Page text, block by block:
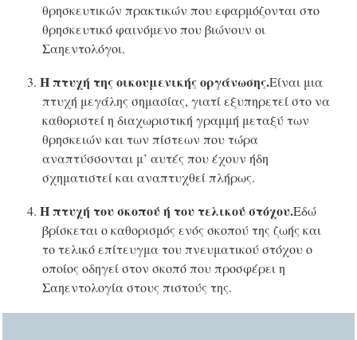
θρησκευτικών πρακτικών που εφαρμόζονται στο
θρησκευτικό φαινόμενο που βιώνουν οι
Σαηεντολόγοι.
3. Η πτυχή της οικουμενικής οργάνωσης.Είναι μια
πτυχή μεγάλης σημασίας, γιατί εξυπηρετεί στο να
καθοριστεί η διαχωριστική γραμμή μεταξύ των
θρησκειών και των πίστεων που τώρα
αναπτύσσονται μ’ αυτές που έχουν ήδη
σχηματιστεί και αναπτυχθεί πλήρως.
4. Η πτυχή του σκοπού ή του τελικού στόχου.Εδώ
βρίσκεται ο καθορισμός ενός σκοπού της ζωής και
το τελικό επίτευγμα του πνευματικού στόχου ο
οποίος οδηγεί στον σκοπό που προσφέρει η
Σαηεντολογία στους πιστούς της.